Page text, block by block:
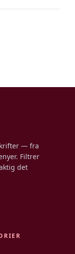
— fra
Filtrer
det